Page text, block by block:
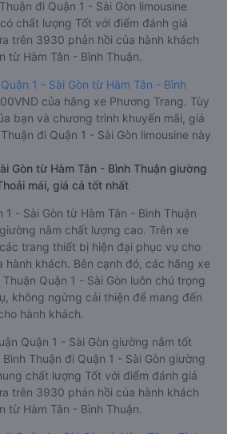
đi Quận 1 - Sài Gòn limousine
chất lượng Tốt với điểm đánh giá
trên 3930 phản hồi của hành khách
từ Hàm Tân - Bình Thuận.
1 - Sài Gòn từ Hàm Tân - Bình
của hãng xe Phương Trang. Tùy
bạn và chương trình khuyến mãi, giá
đi Quận 1 - Sài Gòn limousine này
Gòn từ Hàm Tân - Bình Thuận giường
mái, giá cả tốt nhất
- Sài Gòn từ Hàm Tân - Bình Thuận
nằm chất lượng cao. Trên xe
trang thiết bị hiện đại phục vụ cho
hành khách. Bên cạnh đó, các hãng xe
Quận 1 - Sài Gòn luôn chú trọng
không ngừng cải thiện để mang đến
hành khách.
Quận 1 - Sài Gòn giường nằm tốt
Thuận đi Quận 1 - Sài Gòn giường
chất lượng Tốt với điểm đánh giá
trên 3930 phản hồi của hành khách
từ Hàm Tân - Bình Thuận.